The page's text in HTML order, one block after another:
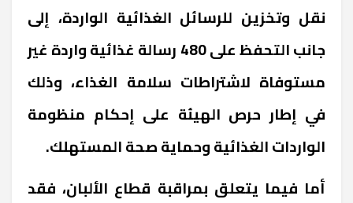
نقل وتخزين للرسائل الغذائية الواردة، إلى
جانب التحفظ على 480 رسالة غذائية واردة غير
مستوفاة لاشتراطات سلامة الغذاء، وذلك
في إطار حرص الهيئة على إحكام منظومة
الواردات الغذائية وحماية صحة المستهلك.
أما فيما يتعلق بمراقبة قطاع الألبان، فقد